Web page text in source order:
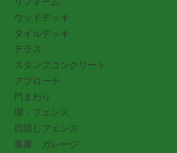
ウッドデッキ
タイルデッキ
テラス
スタンプコンクリート
アプローチ
門まわり
塀・フェンス
目隠しフェンス
車庫・ガレージ